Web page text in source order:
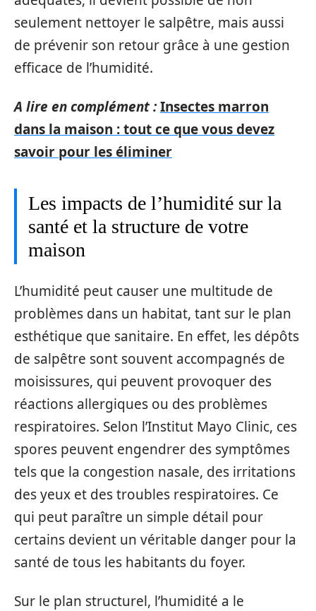
seulement nettoyer le salpêtre, mais aussi
de prévenir son retour grâce à une gestion
efficace de l’humidité.
A lire en complément :Insectes marron
dans la maison : tout ce que vous devez
savoir pour les éliminer
Les impacts de l’humidité sur la
santé et la structure de votre
maison
L’humidité peut causer une multitude de
problèmes dans un habitat, tant sur le plan
esthétique que sanitaire. En effet, les dépôts
de salpêtre sont souvent accompagnés de
moisissures, qui peuvent provoquer des
réactions allergiques ou des problèmes
respiratoires. Selon l’Institut Mayo Clinic, ces
spores peuvent engendrer des symptômes
tels que la congestion nasale, des irritations
des yeux et des troubles respiratoires. Ce
qui peut paraître un simple détail pour
certains devient un véritable danger pour la
santé de tous les habitants du foyer.
Sur le plan structurel, l’humidité a le